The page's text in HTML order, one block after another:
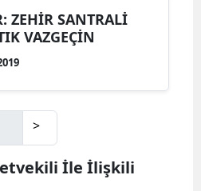
ZEHİR SANTRALİ
VAZGEÇİN
>
İle İlişkili